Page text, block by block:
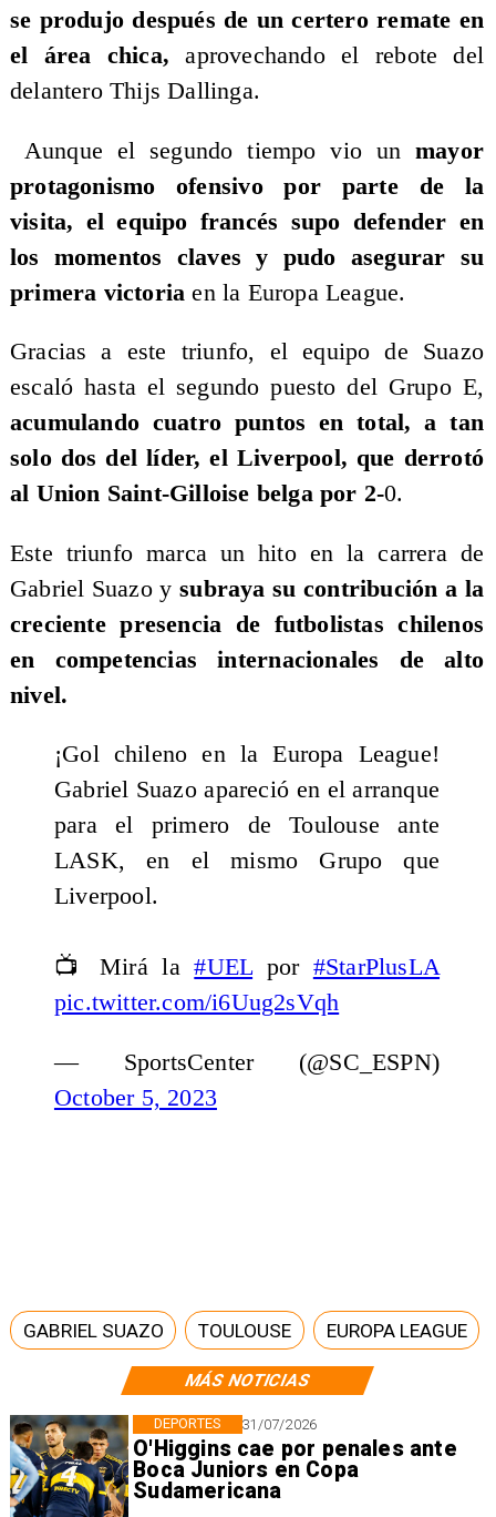
MÁS NOTICIAS
31/07/2026
O'Higgins cae por penales ante
Boca Juniors en Copa
Sudamericana
DEPORTES
se produjo después de un certero remate en
el área chica, aprovechando el rebote del
delantero Thijs Dallinga.
Aunque el segundo tiempo vio unmayor
protagonismo ofensivo por parte de la
visita, el equipo francés supo defender en
los momentos claves y pudo asegurar su
primera victoria en la Europa League.
Gracias a este triunfo, el equipo de Suazo
escaló hasta el segundo puesto del Grupo E,
acumulando cuatro puntos en total, a tan
solo dos del líder, el Liverpool, que derrotó
al Union Saint-Gilloise belga por 2-0.
Este triunfo marca un hito en la carrera de
Gabriel Suazo ysubraya su contribución a la
creciente presencia de futbolistas chilenos
en competencias internacionales de alto
nivel.
¡Gol chileno en la Europa League!
Gabriel Suazo apareció en el arranque
para el primero de Toulouse ante
LASK, en el mismo Grupo que
Liverpool.
📺 Mirá la#UELpor #StarPlusLA
pic.twitter.com/i6Uug2sVqh
— SportsCenter (@SC_ESPN)
October 5, 2023
GABRIEL SUAZO TOULOUSE EUROPA LEAGUE